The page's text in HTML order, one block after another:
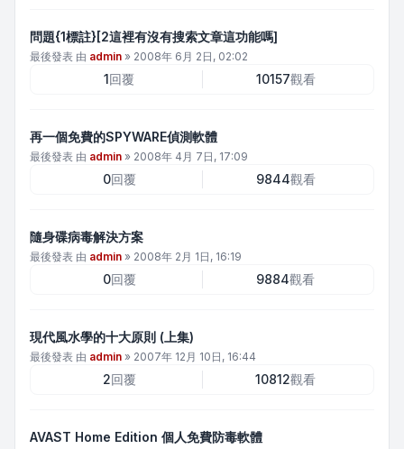
問題{1標註}[2這裡有沒有搜索文章這功能嗎]
最後發表 由 admin » 2008年 6月 2日, 02:02
1回覆 10157觀看
再一個免費的SPYWARE偵測軟體
最後發表 由 admin » 2008年 4月 7日, 17:09
0回覆 9844觀看
隨身碟病毒解決方案
最後發表 由 admin » 2008年 2月 1日, 16:19
0回覆 9884觀看
現代風水學的十大原則 (上集)
最後發表 由 admin » 2007年 12月 10日, 16:44
2回覆 10812觀看
AVAST Home Edition 個人免費防毒軟體